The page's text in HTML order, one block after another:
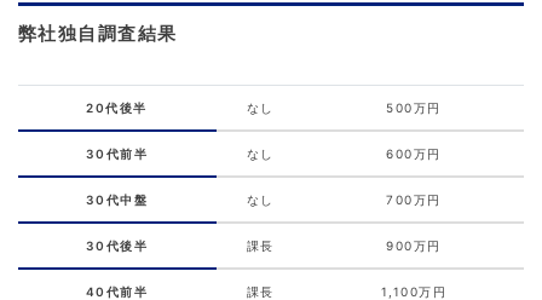
弊社独自調査結果
20代後半 なし 500万円
30代前半 なし 600万円
30代中盤 なし 700万円
30代後半 課長 900万円
40代前半 課長 1,100万円